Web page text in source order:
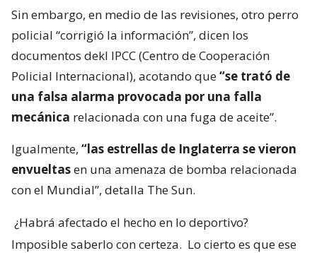
Sin embargo, en medio de las revisiones, otro perro
policial “corrigió la información”, dicen los
documentos dekl IPCC (Centro de Cooperación
Policial Internacional), acotando que“se trató de
una falsa alarma provocada por una falla
mecánica relacionada con una fuga de aceite”.
Igualmente, “las estrellas de Inglaterra se vieron
envueltasen una amenaza de bomba relacionada
con el Mundial”, detalla The Sun.
¿Habrá afectado el hecho en lo deportivo?
Imposible saberlo con certeza. Lo cierto es que ese